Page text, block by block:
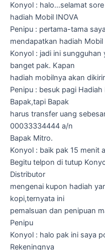
Konyol : halo…selamat
hadiah Mobil INOVA
Penipu : pertama-tama
mendapatkan hadiah Mobil
Konyol : jadi ini sungguhan
banget pak. Kapan
hadiah mobilnya akan
Penipu : besuk pagi
Bapak,tapi Bapak
harus transfer uang
00033334444 a/n
Bapak Mitro.
Konyol : baik pak 15 menit
Begitu telpon di tutup
Distributor
mengenai kupon hadiah
kopi,ternyata ini
pemalsuan dan penipuan
Penipu
Konyol : halo pak ini saya
Rekeningnya